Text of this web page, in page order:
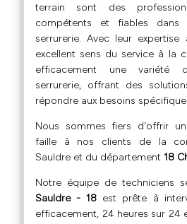
terrain sont des
compétents et fiables
serrurerie. Avec leur
excellent sens du service à la
efficacement une variété
serrurerie, offrant des
répondre aux besoins
Nous sommes fiers d'offrir
faille à nos clients de la
Sauldre et du département 18
Notre équipe de techniciens
Sauldre - 18 est prête à
efficacement, 24 heures sur 24